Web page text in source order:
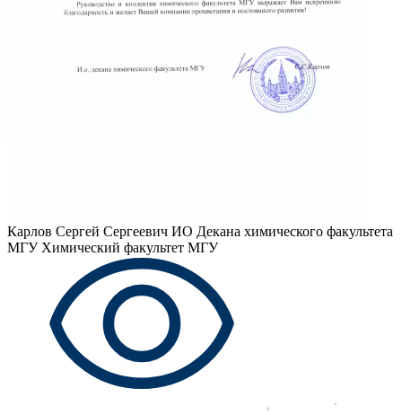
Карлов Сергей Сергеевич ИО Декана химического факультета
МГУ Химический факультет МГУ